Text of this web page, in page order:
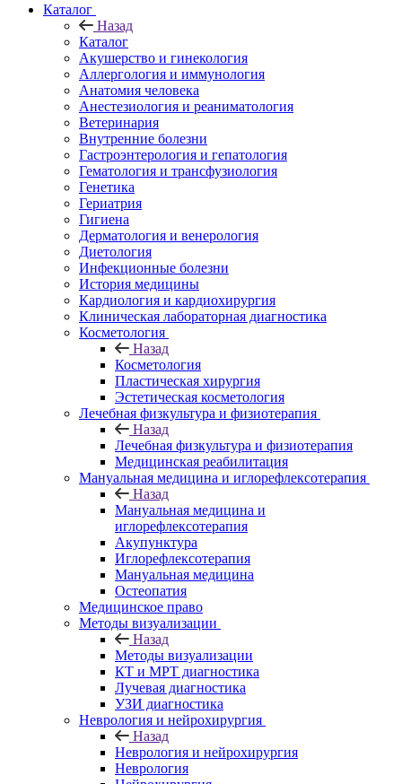
Каталог
Назад
Каталог
Акушерство и гинекология
Аллергология и иммунология
Анатомия человека
Анестезиология и реаниматология
Ветеринария
Внутренние болезни
Гастроэнтерология и гепатология
Гематология и трансфузиология
Генетика
Гериатрия
Гигиена
Дерматология и венерология
Диетология
Инфекционные болезни
История медицины
Кардиология и кардиохирургия
Клиническая лабораторная диагностика
Косметология
Назад
Косметология
Пластическая хирургия
Эстетическая косметология
Лечебная физкультура и физиотерапия
Назад
Лечебная физкультура и физиотерапия
Медицинская реабилитация
Мануальная медицина и иглорефлексотерапия
Назад
Мануальная медицина и
иглорефлексотерапия
Акупунктура
Иглорефлексотерапия
Мануальная медицина
Остеопатия
Медицинское право
Методы визуализации
Назад
Методы визуализации
КТ и МРТ диагностика
Лучевая диагностика
УЗИ диагностика
Неврология и нейрохирургия
Назад
Неврология и нейрохирургия
Неврология